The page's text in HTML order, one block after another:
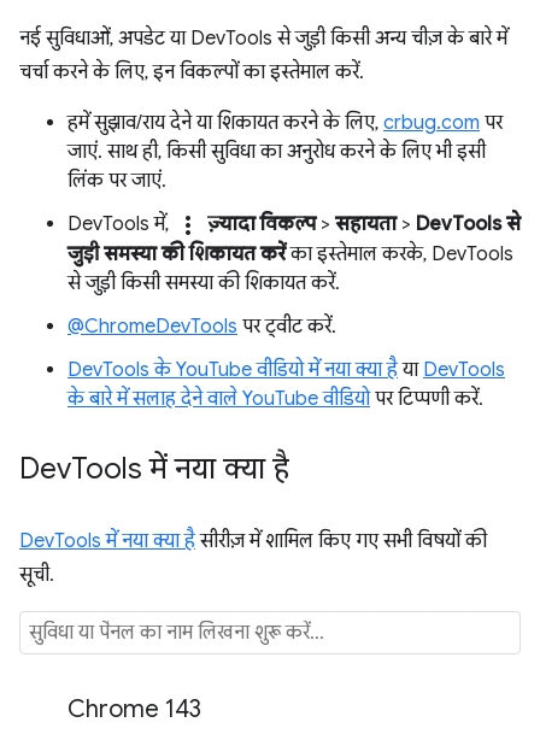
नई सुविधाओं, अपडेट या DevTools से जुड़ी किसी अन्य चीज़ के बारे में
चर्चा करने के लिए, इन विकल्पों का इस्तेमाल करें.
हमें सुझाव/राय देने या शिकायत करने के लिए, crbug.com पर
जाएं. साथ ही, किसी सुविधा का अनुरोध करने के लिए भी इसी
लिंक पर जाएं.
DevTools में,
more_vert ज़्यादा विकल्प> सहायता> DevTools से
जुड़ी समस्या की शिकायत करेंका इस्तेमाल करके, DevTools
से जुड़ी किसी समस्या की शिकायत करें.
@ChromeDevTools पर ट्वीट करें.
DevTools के YouTube वीडियो में नया क्या हैया DevTools
के बारे में सलाह देने वाले YouTube वीडियोपर टिप्पणी करें.
DevTools में नया क्या है
DevTools में नया क्या हैसीरीज़ में शामिल किए गए सभी विषयों की
सूची.
Chrome 143